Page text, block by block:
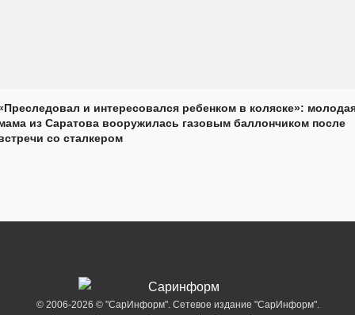
и интересовался ребенком в коляске»:
из Саратова вооружилась газовым баллончиком после
со сталкером
© 2006-2026 © "СарИнформ". Сетевое издание "СарИнформ".